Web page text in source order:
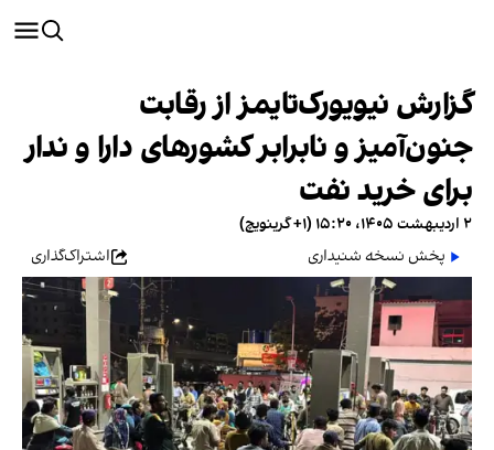
گزارش نیویورک‌تایمز از رقابت
جنون‌آمیز و نابرابر کشورهای دارا و ندار
برای خرید نفت
۲ اردیبهشت ۱۴۰۵، ۱۵:۲۰ (‎+۱ گرینویچ)
پخش نسخه شنیداری
اشتراک‌گذاری